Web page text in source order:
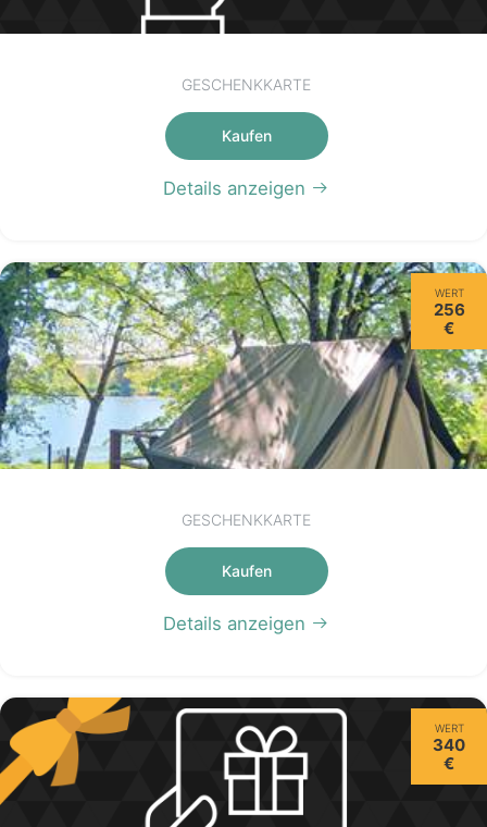
GESCHENKKARTE
Kaufen
Details anzeigen
WERT
256
€
GESCHENKKARTE
Kaufen
Details anzeigen
WERT
340
€